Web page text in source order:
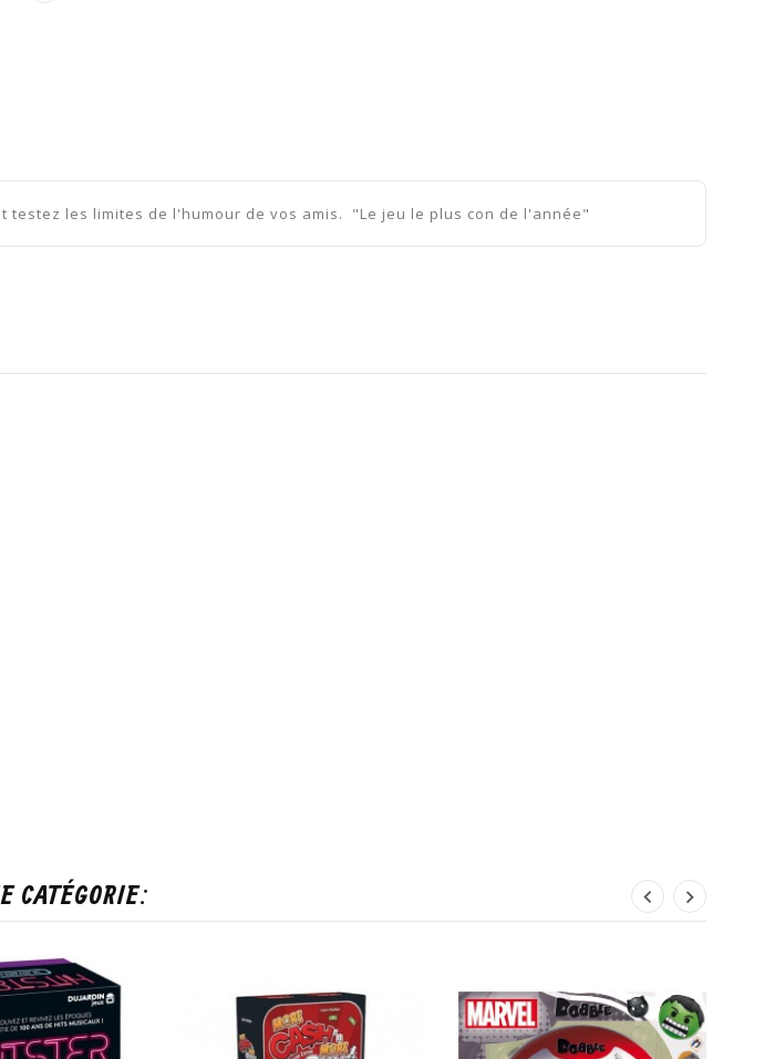
testez les limites de l'humour de vos amis. "Le jeu le plus con de l'année"
CATÉGORIE: